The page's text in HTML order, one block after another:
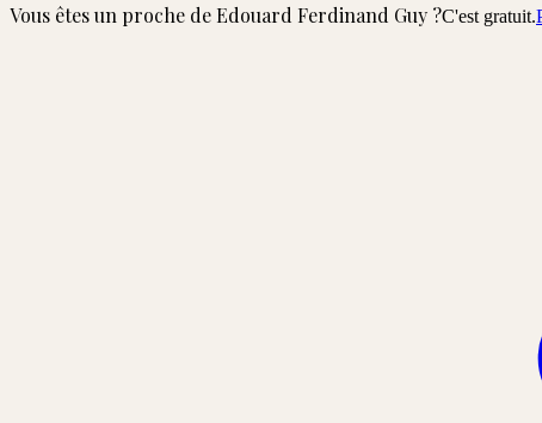
Vous êtes un proche deEdouard Ferdinand Guy ?C'est gratuit.